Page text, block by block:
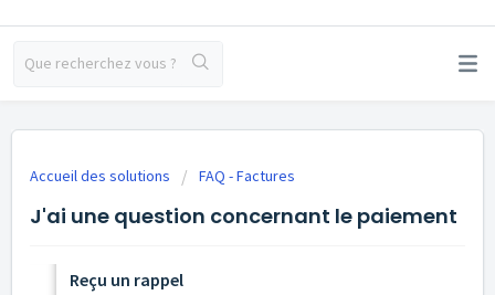
Accueil des solutions FAQ - Factures
J'ai une question concernant le paiement
Reçu un rappel